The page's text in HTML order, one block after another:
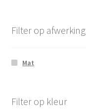
Filter op afwerking
Mat
Filter op kleur